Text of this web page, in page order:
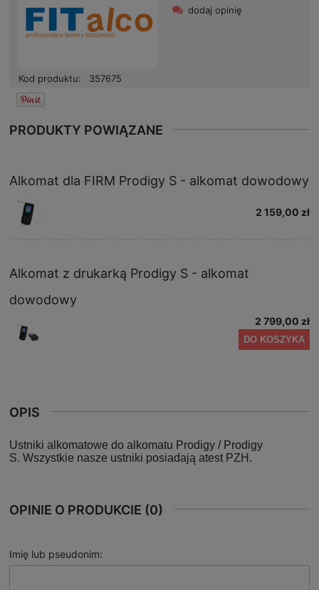
Kod produktu: 357675
dodaj opinię
PRODUKTY POWIĄZANE
Alkomat dla FIRM Prodigy S - alkomat dowodowy
2 159,00 zł
Alkomat z drukarką Prodigy S - alkomat
dowodowy
2 799,00 zł
DO KOSZYKA
OPIS
Ustniki alkomatowe do alkomatu Prodigy / Prodigy
S. Wszystkie nasze ustniki posiadają atest PZH.
OPINIE O PRODUKCIE (0)
Imię lub pseudonim: